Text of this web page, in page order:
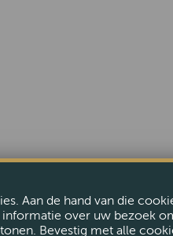
Aan de hand van die
over uw bezoek
Bevestig met alle